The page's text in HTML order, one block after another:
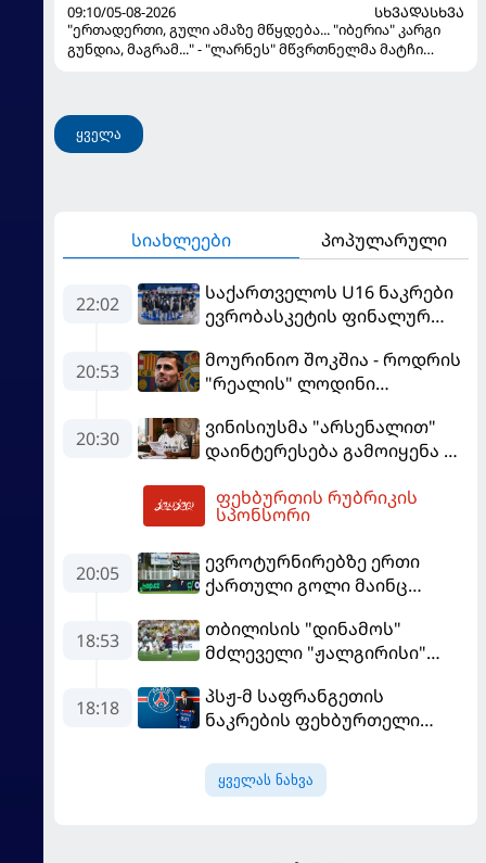
09:10/05-08-2026
ᲡᲮᲕᲐᲓᲐᲡᲮᲕᲐ
"ერთადერთი, გული ამაზე მწყდება... "იბერია" კარგი
გუნდია, მაგრამ..." - "ლარნეს" მწვრთნელმა მატჩი
ყველა
სიახლეები პოპულარული
22:02
საქართველოს U16 ნაკრები
ევრობასკეტის ფინალურ
ასპარეზობას იწყებს
20:53
მოურინიო შოკშია - როდრის
"რეალის" ლოდინი
"ბარსელონაში" გადადის
20:30
ვინისიუსმა "არსენალით"
დაინტერესება გამოიყენა და
მომგებიანად გააგრძელა
ფეხბურთის რუბრიკის
სპონსორი
20:05
ევროტურნირებზე ერთი
ქართული გოლი მაინც
18:53
თბილისის "დინამოს"
მძლეველი "ჟალგირისი"
განადგურდა
18:18
პსჟ-მ საფრანგეთის
ნაკრების ფეხბურთელი
ყველას ნახვა